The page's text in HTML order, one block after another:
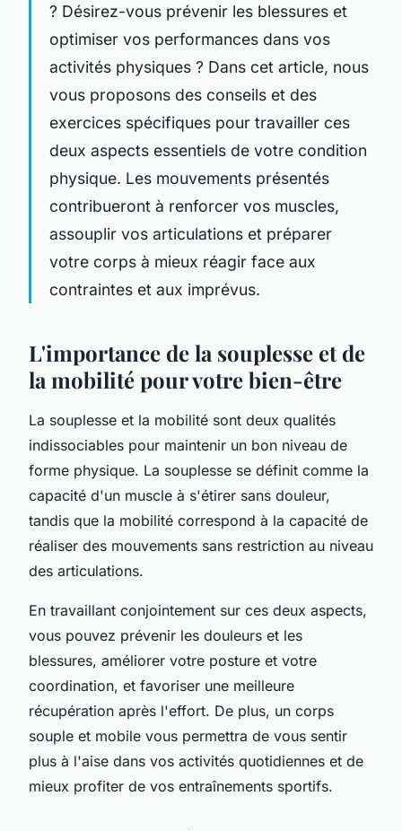
? Désirez-vous prévenir les blessures et
optimiser vos performances dans vos
activités physiques ? Dans cet article, nous
vous proposons des conseils et des
exercices spécifiques pour travailler ces
deux aspects essentiels de votre condition
physique. Les mouvements présentés
contribueront à renforcer vos muscles,
assouplir vos articulations et préparer
votre corps à mieux réagir face aux
contraintes et aux imprévus.
L'importance de la souplesse et de
la mobilité pour votre bien-être
La souplesse et la mobilité sont deux qualités
indissociables pour maintenir un bon niveau de
forme physique. La souplesse se définit comme la
capacité d'un muscle à s'étirer sans douleur,
tandis que la mobilité correspond à la capacité de
réaliser des mouvements sans restriction au niveau
des articulations.
En travaillant conjointement sur ces deux aspects,
vous pouvez prévenir les douleurs et les
blessures, améliorer votre posture et votre
coordination, et favoriser une meilleure
récupération après l'effort. De plus, un corps
souple et mobile vous permettra de vous sentir
plus à l'aise dans vos activités quotidiennes et de
mieux profiter de vos entraînements sportifs.